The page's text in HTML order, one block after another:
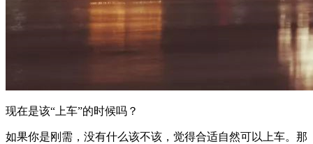
现在是该“上车”的时候吗？
如果你是刚需，没有什么该不该，觉得合适自然可以上车。那